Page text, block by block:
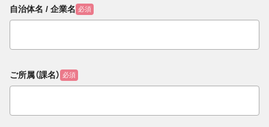
自治体名 / 企業名 必須
ご所属（課名） 必須